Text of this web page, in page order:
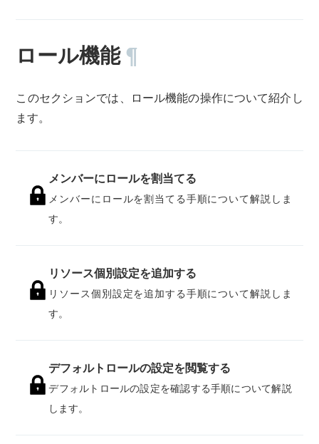
ロール機能¶
このセクションでは、ロール機能の操作について紹介し
ます。
メンバーにロールを割当てる
メンバーにロールを割当てる手順について解説しま
す。
リソース個別設定を追加する
リソース個別設定を追加する手順について解説しま
す。
デフォルトロールの設定を閲覧する
デフォルトロールの設定を確認する手順について解説
します。